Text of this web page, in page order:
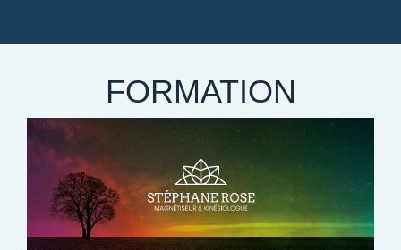
FORMATION